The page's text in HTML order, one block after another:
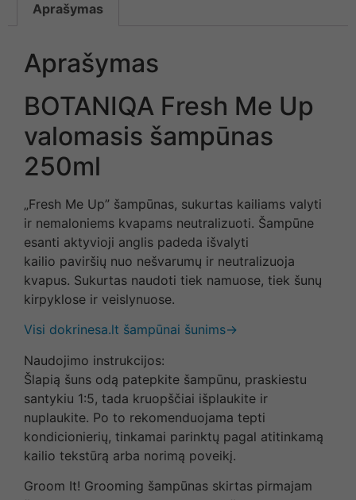
Aprašymas
Aprašymas
BOTANIQA Fresh Me Up
valomasis šampūnas
250ml
„Fresh Me Up” šampūnas, sukurtas kailiams valyti
ir nemaloniems kvapams neutralizuoti. Šampūne
esanti aktyvioji anglis padeda išvalyti
kailio paviršių nuo nešvarumų ir neutralizuoja
kvapus. Sukurtas naudoti tiek namuose, tiek šunų
kirpyklose ir veislynuose.
Visi dokrinesa.lt šampūnai šunims→
Naudojimo instrukcijos:
Šlapią šuns odą patepkite šampūnu, praskiestu
santykiu 1:5, tada kruopščiai išplaukite ir
nuplaukite. Po to rekomenduojama tepti
kondicionierių, tinkamai parinktų pagal atitinkamą
kailio tekstūrą arba norimą poveikį.
Groom It! Grooming šampūnas skirtas pirmajam